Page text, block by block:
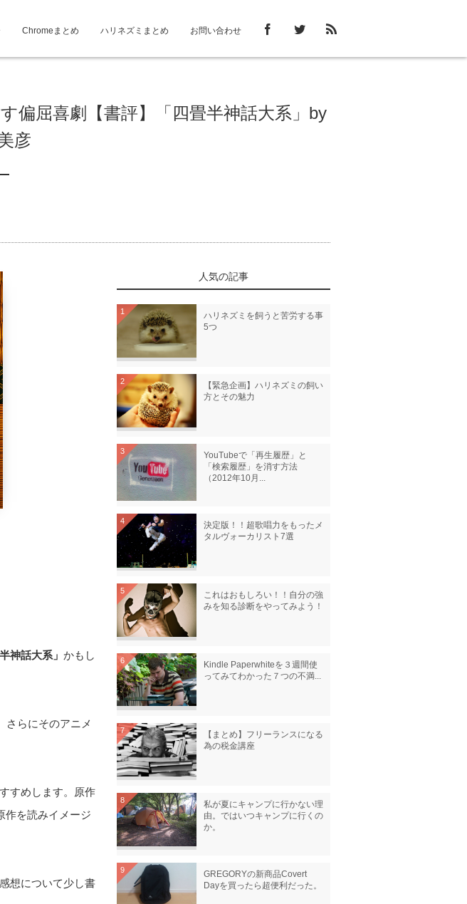
Chromeまとめ ハリネズミまとめ お問い合わせ
偏屈喜劇【書評】「四畳半神話大系」by
彦
神話大系」 かもし
さらにそのアニメ
すめします。原作
作を読みイメージ
想について少し書
人気の記事
1
ハリネズミを飼うと苦労する事
5つ
2
【緊急企画】ハリネズミの飼い
方とその魅力
3
YouTubeで「再生履歴」と
「検索履歴」を消す方法
（2012年10月...
4
決定版！！超歌唱力をもったメ
タルヴォーカリスト7選
5
これはおもしろい！！自分の強
みを知る診断をやってみよう！
6
Kindle Paperwhiteを３週間使
ってみてわかった７つの不満...
7
【まとめ】フリーランスになる
為の税金講座
8
私が夏にキャンプに行かない理
由。ではいつキャンプに行くの
か。
9
GREGORYの新商品Covert
Dayを買ったら超便利だった。